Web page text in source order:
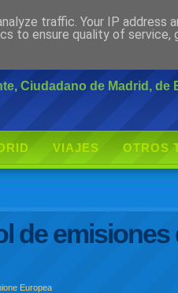
Ciudadano de Madrid, de
VIAJES OTROS
de emisiones
Europea
traffic. Your IP address
to ensure quality of service,